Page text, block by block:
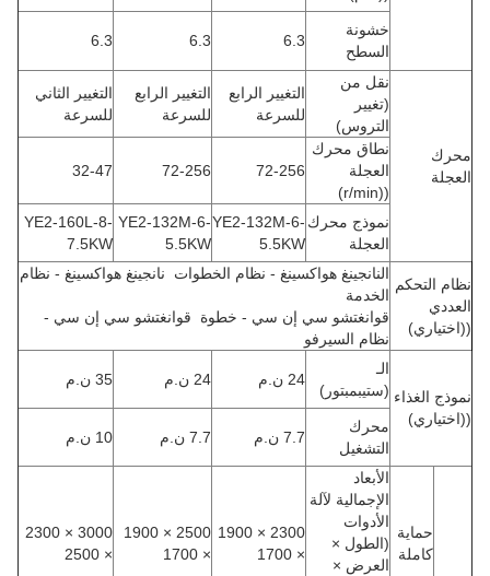
خشونة
السطح
6.3
6.3
6.3
محرك
العجلة
نقل من
(تغيير
التروس)
التغيير الرابع
للسرعة
التغيير الرابع
للسرعة
التغيير الثاني
للسرعة
نطاق محرك
العجلة
((r/min)
72-256
72-256
32-47
نموذج محرك
العجلة
YE2-132M-6-
5.5KW
YE2-132M-6-
5.5KW
YE2-160L-8-
7.5KW
نظام التحكم
العددي
((اختياري)
النانجينغ هواكسينغ - نظام الخطوات
نانجينغ هواكسينغ - نظام
الخدمة
قوانغتشو سي إن سي - خطوة
قوانغتشو سي إن سي -
نظام السيرفو
نموذج الغذاء
((اختياري)
الـ
(ستيبمبتور)
24 ن.م 24 ن.م 35 ن.م
محرك
التشغيل
7.7 ن.م 7.7 ن.م 10 ن.م
حماية
كاملة
الأبعاد
الإجمالية لآلة
الأدوات
(الطول ×
العرض ×
2300 × 1900
× 1700
2500 × 1900
× 1700
3000 × 2300
× 2500